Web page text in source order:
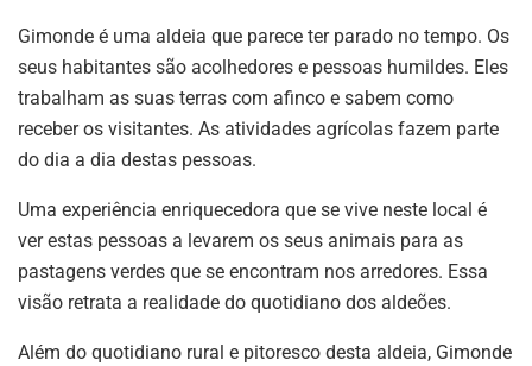
Gimonde é uma aldeia que parece ter parado no tempo. Os
seus habitantes são acolhedores e pessoas humildes. Eles
trabalham as suas terras com afinco e sabem como
receber os visitantes. As atividades agrícolas fazem parte
do dia a dia destas pessoas.
Uma experiência enriquecedora que se vive neste local é
ver estas pessoas a levarem os seus animais para as
pastagens verdes que se encontram nos arredores. Essa
visão retrata a realidade do quotidiano dos aldeões.
Além do quotidiano rural e pitoresco desta aldeia, Gimonde